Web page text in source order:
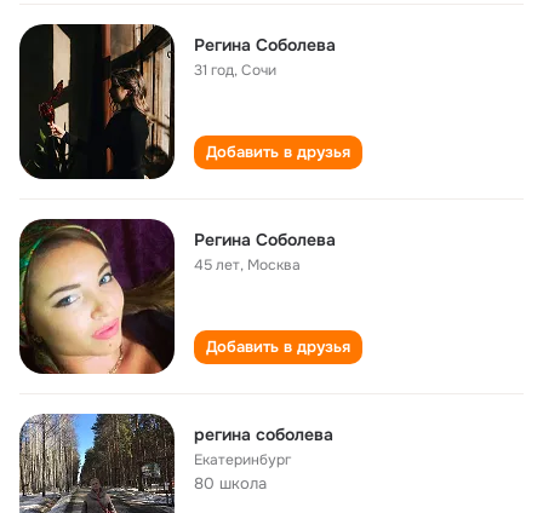
Регина Соболева
31 год,Сочи
Добавить в друзья
Регина Соболева
45 лет, Москва
Добавить в друзья
регина соболева
Екатеринбург
80 школа